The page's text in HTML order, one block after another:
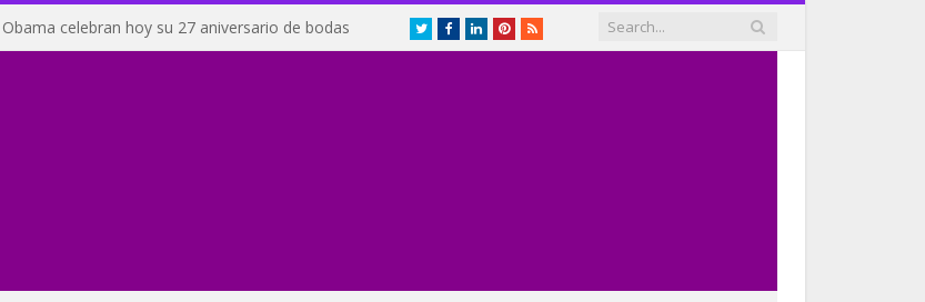
celebran hoy su 27 aniversario de bodas TwitterFacebookLinkedInPinterest
RSS